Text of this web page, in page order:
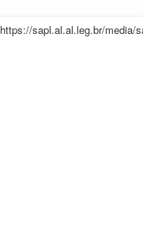
https://sapl.al.al.leg.br/media/